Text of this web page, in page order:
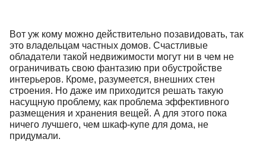
Вот уж кому можно действительно позавидовать, так
это владельцам частных домов. Счастливые
обладатели такой недвижимости могут ни в чем не
ограничивать свою фантазию при обустройстве
интерьеров. Кроме, разумеется, внешних стен
строения. Но даже им приходится решать такую
насущную проблему, как проблема эффективного
размещения и хранения вещей. А для этого пока
ничего лучшего, чем шкаф-купе для дома, не
придумали.